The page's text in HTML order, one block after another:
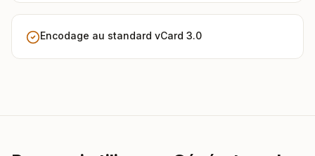
Encodage au standard vCard 3.0